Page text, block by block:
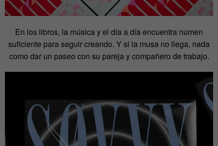
En los libros, la música y el día a día encuentra numen
suficiente para seguir creando. Y si la musa no llega, nada
como dar un paseo con su pareja y compañero de trabajo.